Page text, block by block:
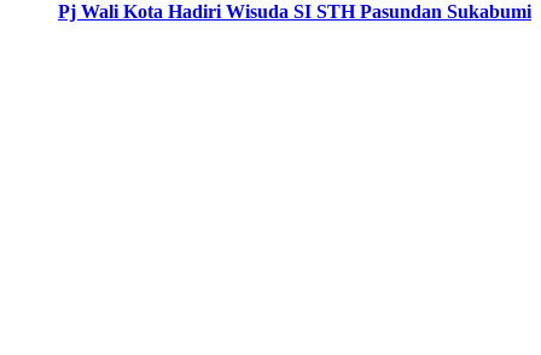
Pj Wali Kota Hadiri Wisuda SI STH Pasundan Sukabumi